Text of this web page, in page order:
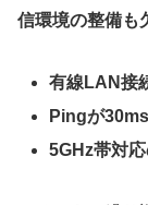
信環境の整備も
有線LAN接
Pingが
5GHz帯対